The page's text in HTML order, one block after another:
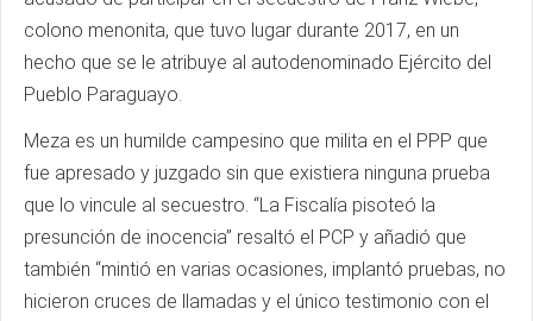
colono menonita, que tuvo lugar durante 2017, en un
hecho que se le atribuye al autodenominado Ejército del
Pueblo Paraguayo.
Meza es un humilde campesino que milita en el PPP que
fue apresado y juzgado sin que existiera ninguna prueba
que lo vincule al secuestro. “La Fiscalía pisoteó la
presunción de inocencia” resaltó el PCP y añadió que
también “mintió en varias ocasiones, implantó pruebas, no
hicieron cruces de llamadas y el único testimonio con el